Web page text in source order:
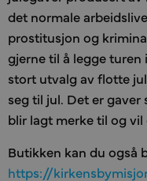
det normale
prostitusjon og
gjerne til å legge
stort utvalg av flotte
seg til jul. Det er
blir lagt merke til og
Butikken kan du også
https://